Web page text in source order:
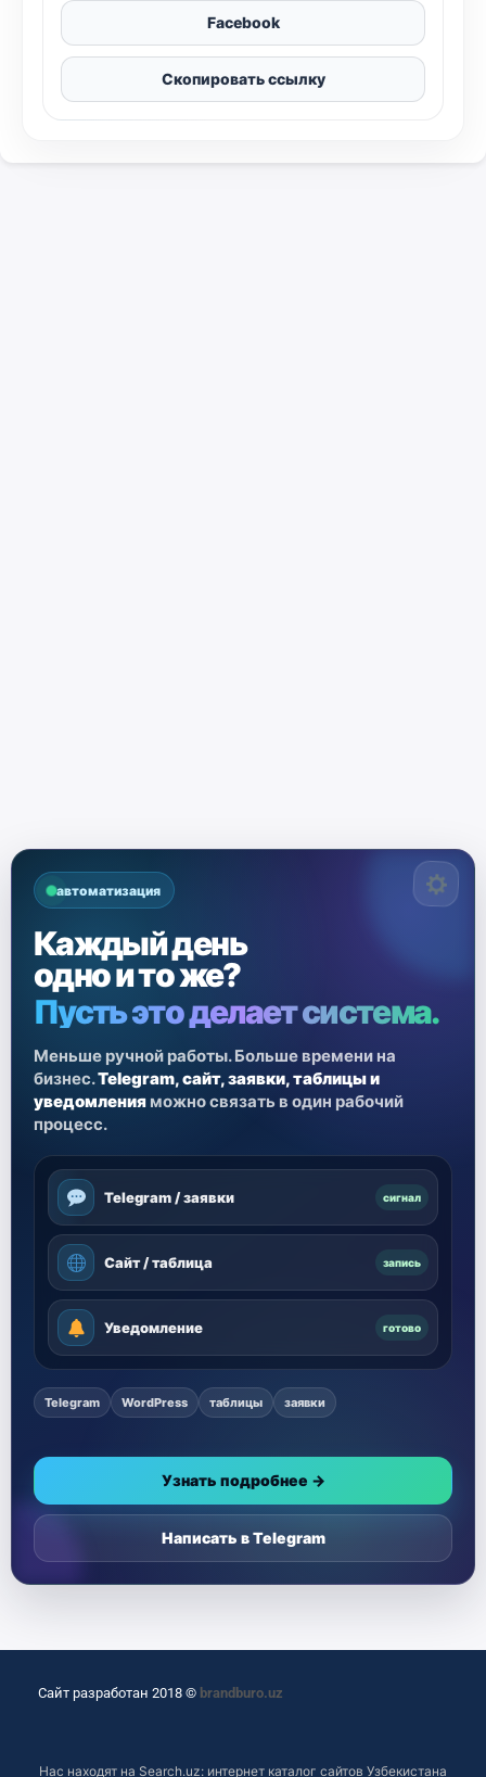
Facebook
Скопировать ссылку
автоматизация
Каждый день
одно и то же?
Пусть это делает система.
Меньше ручной работы. Больше времени на
бизнес.Telegram, сайт, заявки, таблицы и
уведомления можно связать в один рабочий
процесс.
Telegram / заявки сигнал
Сайт / таблица запись
Уведомление готово
Telegram WordPress таблицы заявки
Узнать подробнее →
Написать в Telegram
Сайт разработан 2018 © brandburo.uz
Нас находят на Search.uz: интернет каталог сайтов Узбекистана